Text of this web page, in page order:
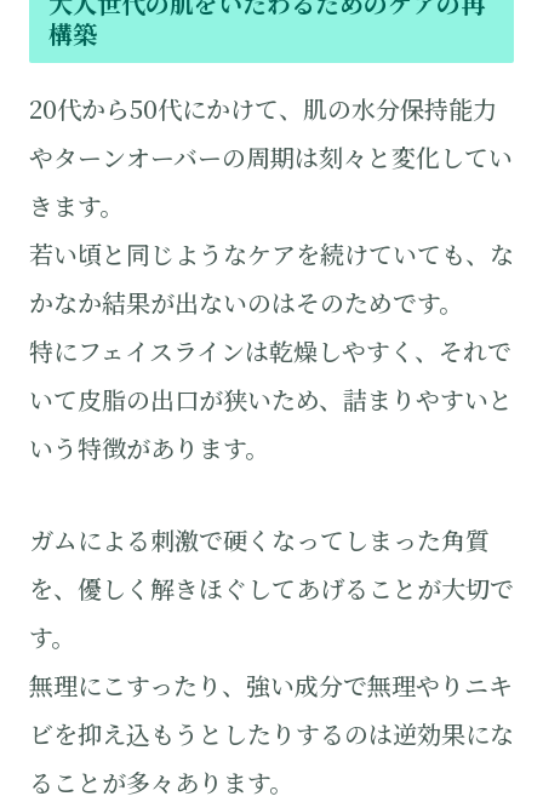
構築
20代から50代にかけて、肌の水分保持能力
やターンオーバーの周期は刻々と変化してい
きます。
若い頃と同じようなケアを続けていても、な
かなか結果が出ないのはそのためです。
特にフェイスラインは乾燥しやすく、それで
いて皮脂の出口が狭いため、詰まりやすいと
いう特徴があります。
ガムによる刺激で硬くなってしまった角質
を、優しく解きほぐしてあげることが大切で
す。
無理にこすったり、強い成分で無理やりニキ
ビを抑え込もうとしたりするのは逆効果にな
ることが多々あります。